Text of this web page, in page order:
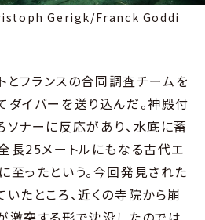
Gerigk/Franck Goddi
とフランスの合同調査チームを
ダイバーを送り込んだ。神殿付
ナーに反応があり、水底に蓄
長25メートルにもなる古代エ
至ったという。今回発見された
たところ、近くの寺院から崩